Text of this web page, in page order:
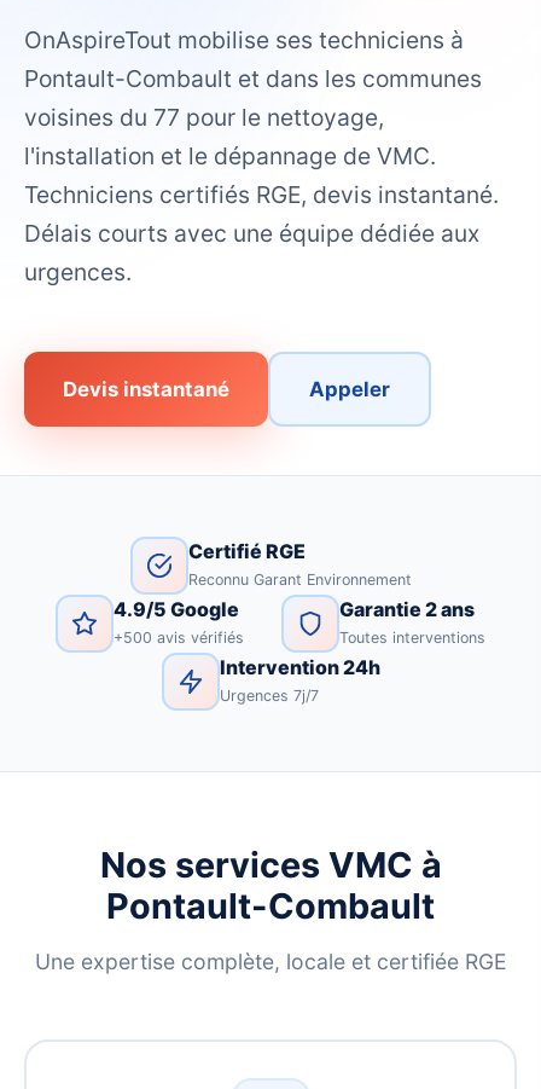
OnAspireTout mobilise ses techniciens à
Pontault-Combault et dans les communes
voisines du 77 pour le nettoyage,
l'installation et le dépannage de VMC.
Techniciens certifiés RGE, devis instantané.
Délais courts avec une équipe dédiée aux
urgences.
Devis instantané Appeler
Certifié RGE
Reconnu Garant Environnement
4.9/5 Google
+500 avis vérifiés
Garantie 2 ans
Toutes interventions
Intervention 24h
Urgences 7j/7
Nos services VMC à
Pontault-Combault
Une expertise complète, locale et certifiée RGE